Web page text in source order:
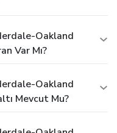
Oakland
Var Mı?
Oakland
Mevcut Mu?